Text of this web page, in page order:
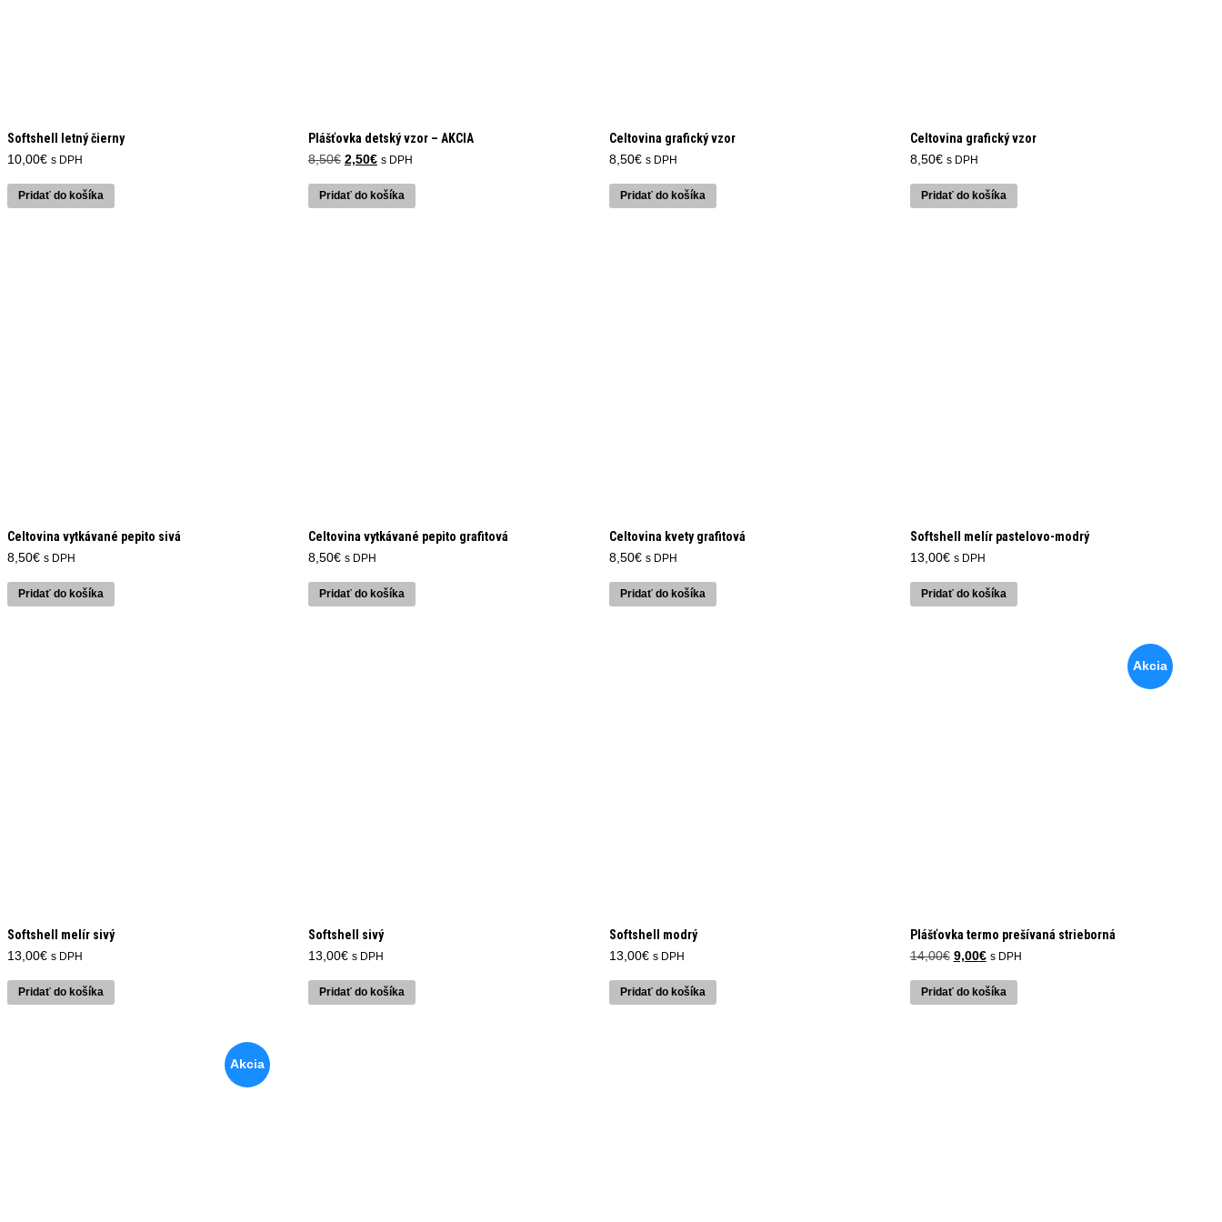
Softshell letný čierny
10,00€ s DPH
Pridať do košíka
Plášťovka detský vzor – AKCIA
8,50€ Pôvodná
bola:
8,50€.
2,50€Aktuálna
je:
2,50€.
s DPH
Pridať do košíka
Celtovina grafický vzor
8,50€ s DPH
Pridať do košíka
Celtovina grafický vzor
8,50€ s DPH
Pridať do košíka
Celtovina vytkávané pepito sivá
8,50€ s DPH
Pridať do košíka
Celtovina vytkávané pepito grafitová
8,50€ s DPH
Pridať do košíka
Celtovina kvety grafitová
8,50€ s DPH
Pridať do košíka
Softshell melír pastelovo-modrý
13,00€ s DPH
Pridať do košíka
Softshell melír sivý
13,00€ s DPH
Pridať do košíka
Softshell sivý
13,00€ s DPH
Pridať do košíka
Softshell modrý
13,00€ s DPH
Pridať do košíka
Akcia
Plášťovka termo prešívaná strieborná
14,00€ Pôvodná
bola:
14,00€.
9,00€Aktuálna
je:
9,00€.
s DPH
Pridať do košíka
Akcia